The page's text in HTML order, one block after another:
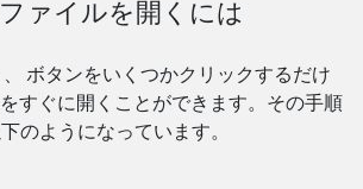
ファイルを開くには
ボタンをいくつかクリックするだけ
すぐに開くことができます。その手順
のようになっています。